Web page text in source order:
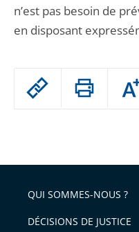
Passer
arriver
après
ou
l'article
pour
n’est pas besoin de
en disposant
QUI SOMMES-NOUS ?
DÉCISIONS DE JUSTICE